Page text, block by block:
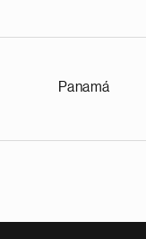
Panamá